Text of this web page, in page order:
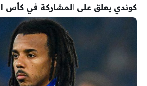
كوندي يعلق على المشاركة في كأس